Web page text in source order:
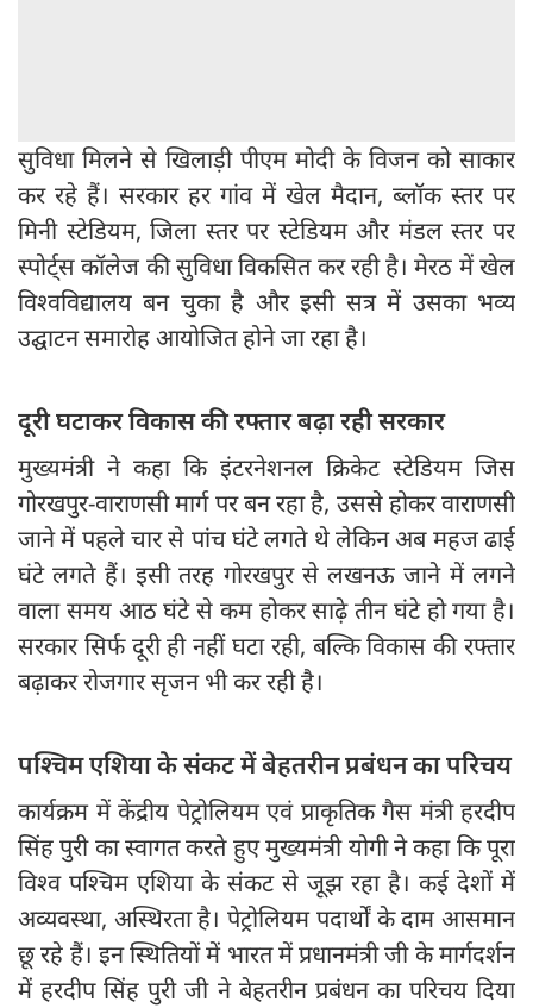
सुविधा मिलने से खिलाड़ी पीएम मोदी के विजन को साकार
कर रहे हैं। सरकार हर गांव में खेल मैदान, ब्लॉक स्तर पर
मिनी स्टेडियम, जिला स्तर पर स्टेडियम और मंडल स्तर पर
स्पोर्ट्स कॉलेज की सुविधा विकसित कर रही है। मेरठ में खेल
विश्वविद्यालय बन चुका है और इसी सत्र में उसका भव्य
उद्घाटन समारोह आयोजित होने जा रहा है।
दूरी घटाकर विकास की रफ्तार बढ़ा रही सरकार
मुख्यमंत्री ने कहा कि इंटरनेशनल क्रिकेट स्टेडियम जिस
गोरखपुर-वाराणसी मार्ग पर बन रहा है, उससे होकर वाराणसी
जाने में पहले चार से पांच घंटे लगते थे लेकिन अब महज ढाई
घंटे लगते हैं। इसी तरह गोरखपुर से लखनऊ जाने में लगने
वाला समय आठ घंटे से कम होकर साढ़े तीन घंटे हो गया है।
सरकार सिर्फ दूरी ही नहीं घटा रही, बल्कि विकास की रफ्तार
बढ़ाकर रोजगार सृजन भी कर रही है।
पश्चिम एशिया के संकट में बेहतरीन प्रबंधन का परिचय
कार्यक्रम में केंद्रीय पेट्रोलियम एवं प्राकृतिक गैस मंत्री हरदीप
सिंह पुरी का स्वागत करते हुए मुख्यमंत्री योगी ने कहा कि पूरा
विश्व पश्चिम एशिया के संकट से जूझ रहा है। कई देशों में
अव्यवस्था, अस्थिरता है। पेट्रोलियम पदार्थों के दाम आसमान
छू रहे हैं। इन स्थितियों में भारत में प्रधानमंत्री जी के मार्गदर्शन
में हरदीप सिंह पुरी जी ने बेहतरीन प्रबंधन का परिचय दिया